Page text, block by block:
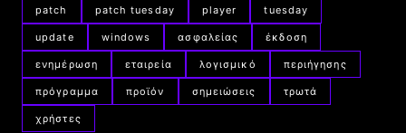
patch patch tuesday player tuesday
update windows ασφαλείας έκδοση
ενημέρωση εταιρεία λογισμικό περιήγησης
πρόγραμμα προϊόν σημειώσεις τρωτά
χρήστες